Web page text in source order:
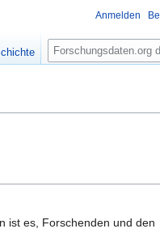
ist es, Forschenden und den
Anmelden
S
u
e